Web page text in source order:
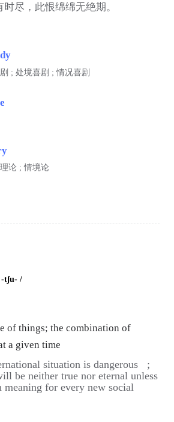
尽，此恨绵绵无绝期。
; 处境喜剧 ; 情况喜剧
论 ; 情境论
tʃu- /
of things; the combination of
a given time
situation is dangerous ;
be neither true nor eternal unless
meaning for every new social